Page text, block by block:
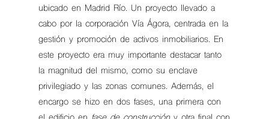
ubicado en Madrid Río. Un proyecto llevado a
cabo por la corporación Vía Ágora, centrada en la
gestión y promoción de activos inmobiliarios. En
este proyecto era muy importante destacar tanto
la magnitud del mismo, como su enclave
privilegiado y las zonas comunes. Además, el
encargo se hizo en dos fases, una primera con